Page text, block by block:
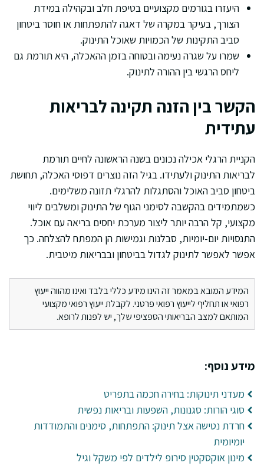
היעזרו בגורמים מקצועיים בטיפת חלב ובקהילה במידת
הצורך, בעיקר במקרה של דאגה להתפתחות או חוסר ביטחון
סביב התקינות של הכמויות שאוכל התינוק.
שמרו על שגרה נעימה ובטוחה בזמן ההאכלה, היא תורמת גם
ליחס הרגשי בין ההורה לתינוק.
הקשר בין הזנה תקינה לבריאות
עתידית
הקניית הרגלי אכילה נכונים בשנה הראשונה לחיים תורמת
לבריאות התינוק ולעתידו. בגיל הזה נוצרים דפוסי האכלה, תחושת
ביטחון סביב האוכל והסתגלות להרגלי תזונה משלימים.
כשמתמידים בהקשבה לסימני הגוף של התינוק ומשלבים ליווי
מקצועי, קל הרבה יותר ליצור מערכת יחסים בריאה עם אוכל.
התנסויות יום-יומיות, סבלנות וגמישות הן המפתח להצלחה. כך
אפשר לאפשר לתינוק לגדול בביטחון ובבריאות מיטבית.
המידע המובא במאמר זה הינו מידע כללי בלבד ואינו מהווה ייעוץ
רפואי או תחליף לייעוץ רפואי פרטני. לקבלת ייעוץ רפואי מקצועי
המותאם למצב הבריאותי הספציפי שלך, יש לפנות לרופא.
מידע נוסף:
מעדני תינוקות: בחירה חכמה בתפריט
סוגי הורות: סגנונות, השפעות ובריאות נפשית
חרדת נטישה אצל תינוק: התפתחות, סימנים והתמודדות
יומיומית
מינון אוקסקטין סירופ לילדים לפי משקל וגיל